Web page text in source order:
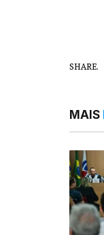
SHARE.
MAIS